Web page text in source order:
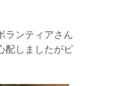
ランティアさん
配しましたがビ